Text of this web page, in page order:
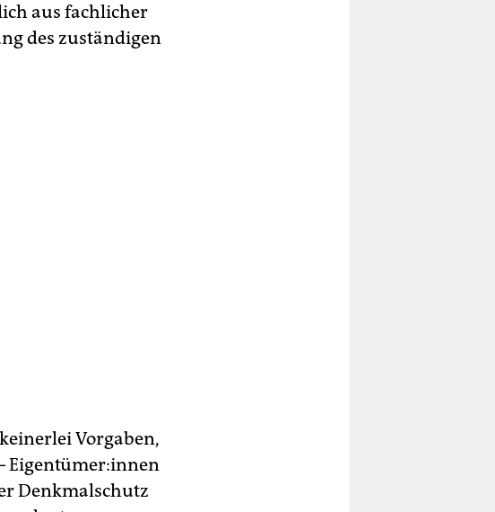
aus fachlicher
des zuständigen
Vorgaben,
Ei­gen­tü­me­r:in­nen
Denkmalschutz